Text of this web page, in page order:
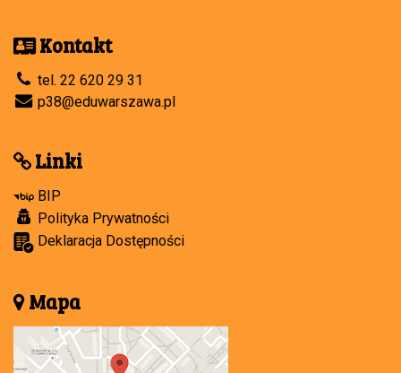
Kontakt
tel. 22 620 29 31
p38@eduwarszawa.pl
Linki
BIP
Polityka Prywatności
Deklaracja Dostępności
Mapa